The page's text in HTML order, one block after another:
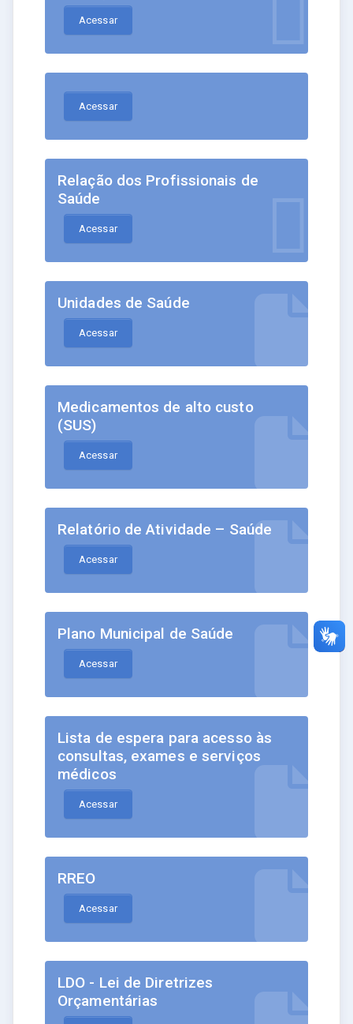
Acessar
Acessar
Relação dos Profissionais de
Saúde
Acessar
Unidades de Saúde
Acessar
Medicamentos de alto custo
(SUS)
Acessar
Relatório de Atividade – Saúde
Acessar
Plano Municipal de Saúde
Acessar
Lista de espera para acesso às
consultas, exames e serviços
médicos
Acessar
RREO
Acessar
LDO - Lei de Diretrizes
Orçamentárias